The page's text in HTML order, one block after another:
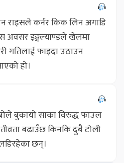
राइसले कर्नर किक लिन अगाडि
अवसर इङ्गल्याण्डले खेलमा
गतिलाई फाइदा उठाउन
हो।
बुकायो साका विरुद्ध फाउल
बढाउँछ किनकि दुबै टोली
छन्।